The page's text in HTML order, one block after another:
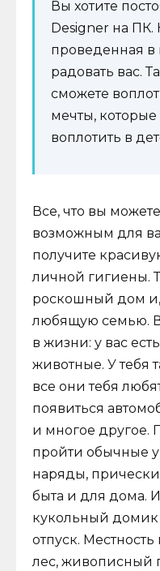
Вы хотите
Designer на ПК.
проведенная в
радовать вас.
сможете
мечты,
воплотить в
Все, что вы
возможным для
получите
личной гигиены.
роскошный дом
любящую семью.
в жизни: у вас
животные. У тебя
все они тебя
появиться
и многое другое.
пройти обычные
наряды,
быта и для дома.
кукольный домик
отпуск.
лес, живописный